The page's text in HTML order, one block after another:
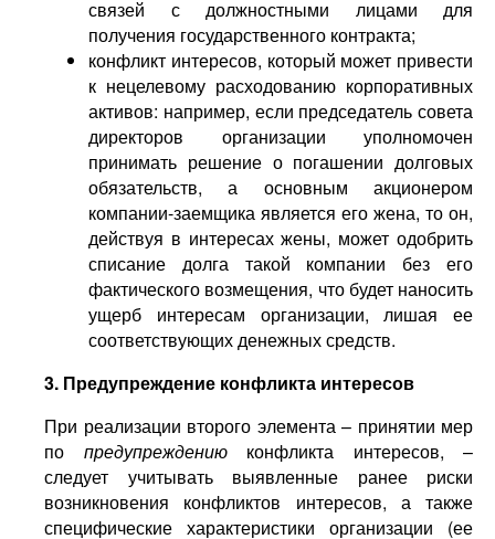
связей с должностными лицами для
получения государственного контракта;
конфликт интересов, который может привести
к нецелевому расходованию корпоративных
активов: например, если председатель совета
директоров организации уполномочен
принимать решение о погашении долговых
обязательств, а основным акционером
компании-заемщика является его жена, то он,
действуя в интересах жены, может одобрить
списание долга такой компании без его
фактического возмещения, что будет наносить
ущерб интересам организации, лишая ее
соответствующих денежных средств.
3. Предупреждение конфликта интересов
При реализации второго элемента – принятии мер
по предупреждениюконфликта интересов, –
следует учитывать выявленные ранее риски
возникновения конфликтов интересов, а также
специфические характеристики организации (ее